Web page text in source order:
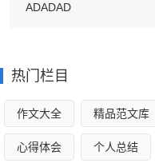
岷山发源四渎长，庐
“西南水会大江出，
一个长跑健儿一样，“万
ADADAD
热门栏目
作文大全 精品范文库
心得体会 个人总结